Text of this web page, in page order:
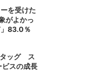
を受けた
がよかっ
」83.0％
タッグ ス
ビスの成長